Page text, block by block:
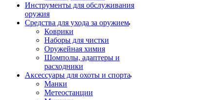
Инструменты для обслуживания
оружия
Средства для ухода за оружием
Коврики
Наборы для чистки
Оружейная химия
Шомполы, адаптеры и
расходники
Аксессуары для охоты и спорта
Манки
Метеостанции